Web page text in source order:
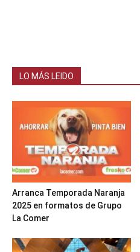
LO MÁS LEIDO
Arranca Temporada Naranja
2025 en formatos de Grupo
La Comer